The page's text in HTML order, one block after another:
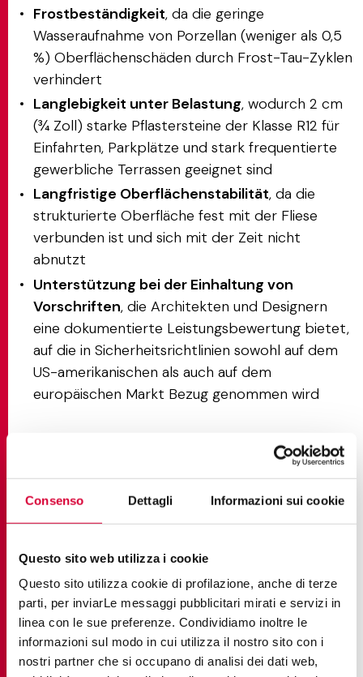
Consenso Dettagli Informazioni sui cookie
Questo sito web utilizza i cookie
Questo sito utilizza cookie di profilazione, anche di terze
parti, per inviarLe messaggi pubblicitari mirati e servizi in
linea con le sue preferenze. Condividiamo inoltre le
informazioni sul modo in cui utilizza il nostro sito con i
nostri partner che si occupano di analisi dei dati web,
Frostbeständigkeit, da die geringe
Wasseraufnahme von Porzellan (weniger als 0,5
%) Oberflächenschäden durch Frost-Tau-Zyklen
verhindert
Langlebigkeit unter Belastung, wodurch 2 cm
(¾ Zoll) starke Pflastersteine der Klasse R12 für
Einfahrten, Parkplätze und stark frequentierte
gewerbliche Terrassen geeignet sind
Langfristige Oberflächenstabilität, da die
strukturierte Oberfläche fest mit der Fliese
verbunden ist und sich mit der Zeit nicht
abnutzt
Unterstützung bei der Einhaltung von
Vorschriften, die Architekten und Designern
eine dokumentierte Leistungsbewertung bietet,
auf die in Sicherheitsrichtlinien sowohl auf dem
US-amerikanischen als auch auf dem
europäischen Markt Bezug genommen wird
Nachteile & wichtige
Überlegungen (Rauigkeit,
Komfort, Reinigung) vor der
Wahl von R12
R12 ist die richtige Spezifikation für risikoreiche
Außenbereiche, aber nicht für jedes Projekt die
ideale Wahl. Vor der Auswahl sollten einige
praktische Aspekte berücksichtigt werden.